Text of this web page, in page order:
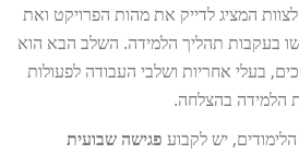
המציג לדייק את מהות הפרויקט ואת
בעקבות תהליך הלמידה. השלב הבא הוא
בעלי אחריות ושלבי העבודה לפעולות
הלמידה בהצלחה.
יש לקבוע פגישה שבועית